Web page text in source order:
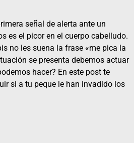
señal de alerta ante un
es el picor en el cuerpo cabelludo.
no les suena la frase «me pica la
se presenta debemos actuar
hacer? En este post te
si a tu peque le han invadido los